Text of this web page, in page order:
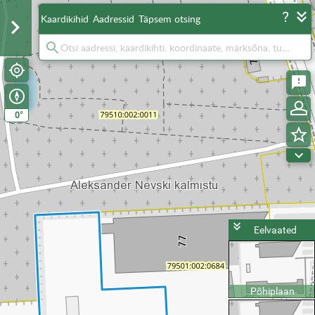
0°
Kaardikihid Aadressid Täpsem otsing
Eelvaated
Põhiplaan